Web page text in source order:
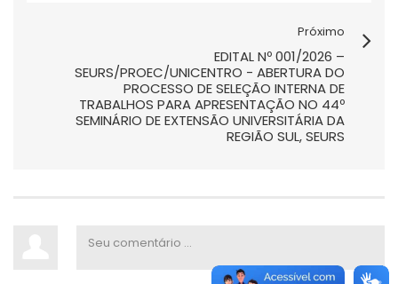
Próximo
EDITAL Nº 001/2026 –
SEURS/PROEC/UNICENTRO - ABERTURA DO
PROCESSO DE SELEÇÃO INTERNA DE
TRABALHOS PARA APRESENTAÇÃO NO 44º
SEMINÁRIO DE EXTENSÃO UNIVERSITÁRIA DA
REGIÃO SUL, SEURS